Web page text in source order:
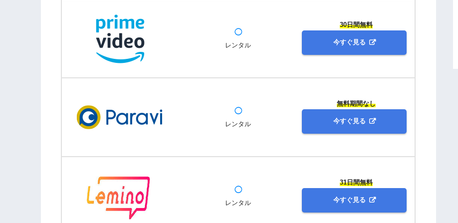
◯
レンタル
30日間無料
今すぐ見る
◯
レンタル
無料期間なし
今すぐ見る
◯
レンタル
31日間無料
今すぐ見る